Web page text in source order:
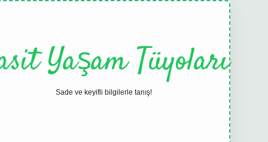
Yaşam Tüyoları
Sade ve keyifli bilgilerle tanış!